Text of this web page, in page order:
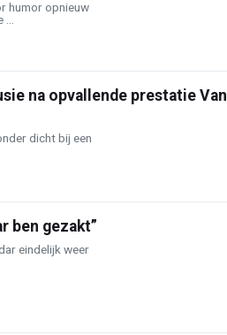
humor opnieuw
na opvallende prestatie Van
dicht bij een
ben gezakt”
eindelijk weer